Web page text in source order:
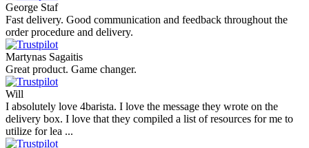
George Staf
Fast delivery. Good communication and feedback throughout the
order procedure and delivery.
Martynas Sagaitis
Great product. Game changer.
Will
I absolutely love 4barista. I love the message they wrote on the
delivery box. I love that they compiled a list of resources for me to
utilize for lea ...